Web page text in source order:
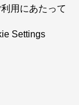
用にあたって
Cookie Settings